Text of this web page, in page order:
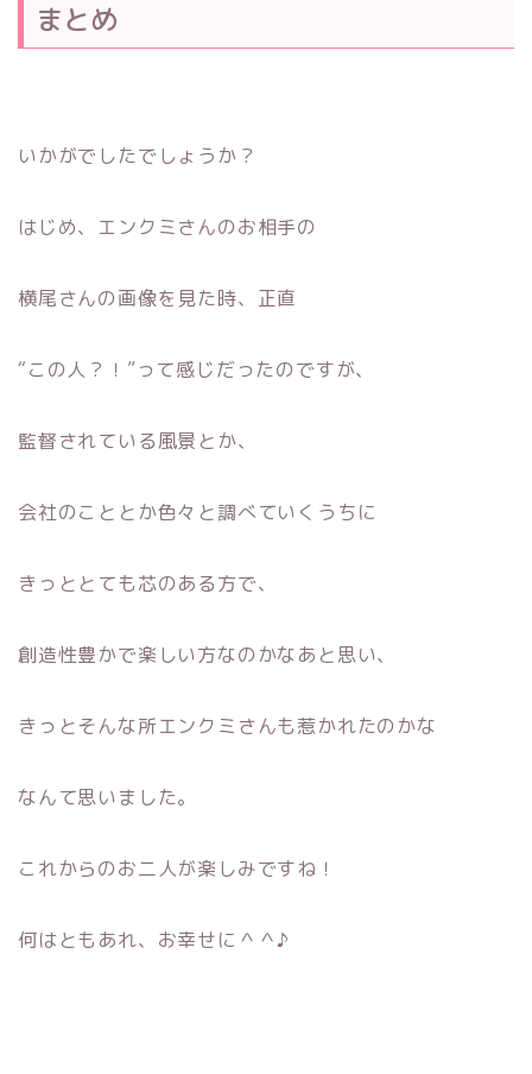
まとめ
いかがでしたでしょうか？
はじめ、エンクミさんのお相手の
横尾さんの画像を見た時、正直
“この人？！”って感じだったのですが、
監督されている風景とか、
会社のこととか色々と調べていくうちに
きっととても芯のある方で、
創造性豊かで楽しい方なのかなあと思い、
きっとそんな所エンクミさんも惹かれたのかな
なんて思いました。
これからのお二人が楽しみですね！
何はともあれ、お幸せに＾＾♪